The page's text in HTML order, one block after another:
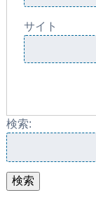
サイト
検索:
検索